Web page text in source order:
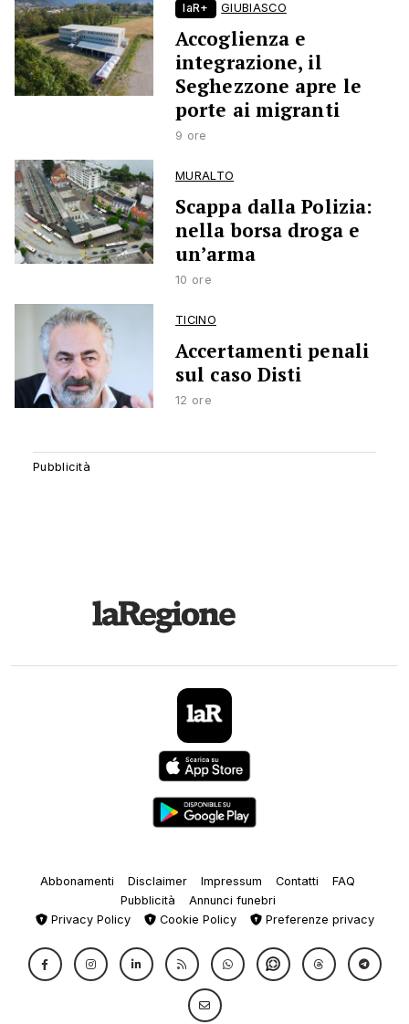
laR+ GIUBIASCO
Accoglienza e
integrazione, il
Seghezzone apre le
porte ai migranti
9 ore
MURALTO
Scappa dalla Polizia:
nella borsa droga e
un’arma
10 ore
TICINO
Accertamenti penali
sul caso Disti
12 ore
Abbonamenti Disclaimer Impressum Contatti
FAQ
Pubblicità
Annunci funebri
Privacy Policy
Cookie Policy Preferenze privacy